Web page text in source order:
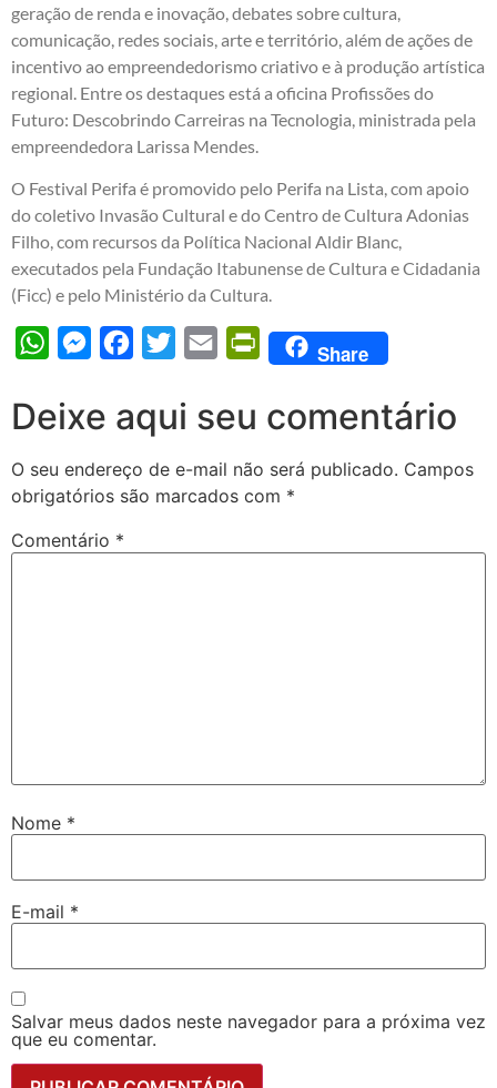
geração de renda e inovação, debates sobre cultura,
comunicação, redes sociais, arte e território, além de ações de
incentivo ao empreendedorismo criativo e à produção artística
regional. Entre os destaques está a oficina Profissões do
Futuro: Descobrindo Carreiras na Tecnologia, ministrada pela
empreendedora Larissa Mendes.
O Festival Perifa é promovido pelo Perifa na Lista, com apoio
do coletivo Invasão Cultural e do Centro de Cultura Adonias
Filho, com recursos da Política Nacional Aldir Blanc,
executados pela Fundação Itabunense de Cultura e Cidadania
(Ficc) e pelo Ministério da Cultura.
WhatsAppMessengerFacebook
Twitter Email PrintFriendly
Share
Deixe aqui seu comentário
O seu endereço de e-mail não será publicado. Campos
obrigatórios são marcados com *
Comentário *
Nome *
E-mail *
Salvar meus dados neste navegador para a próxima vez
que eu comentar.